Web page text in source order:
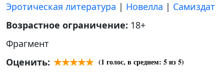
Эротическая литература | Новелла | Самиздат
Возрастное ограничение: 18+
Фрагмент
Оценить:
(1 голос, в среднем: 5из 5)